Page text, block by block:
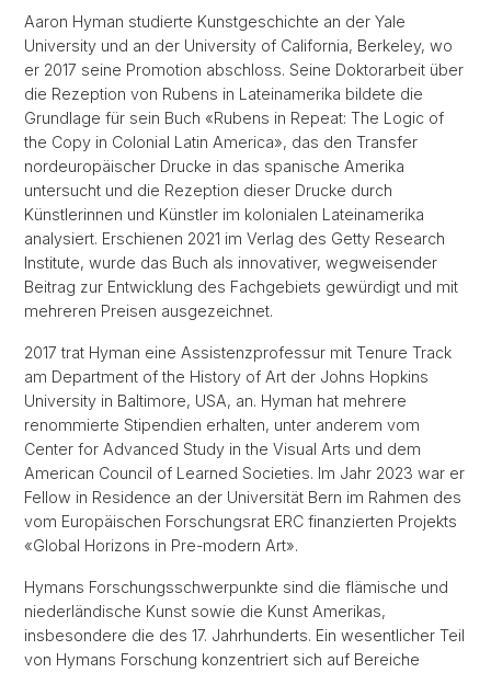
Aaron Hyman studierte Kunstgeschichte an der Yale
University und an der University of California, Berkeley, wo
er 2017 seine Promotion abschloss. Seine Doktorarbeit über
die Rezeption von Rubens in Lateinamerika bildete die
Grundlage für sein Buch «Rubens in Repeat: The Logic of
the Copy in Colonial Latin America», das den Transfer
nordeuropäischer Drucke in das spanische Amerika
untersucht und die Rezeption dieser Drucke durch
Künstlerinnen und Künstler im kolonialen Lateinamerika
analysiert. Erschienen 2021 im Verlag des Getty Research
Institute, wurde das Buch als innovativer, wegweisender
Beitrag zur Entwicklung des Fachgebiets gewürdigt und mit
mehreren Preisen ausgezeichnet.
2017 trat Hyman eine Assistenzprofessur mit Tenure Track
am Department of the History of Art der Johns Hopkins
University in Baltimore, USA, an. Hyman hat mehrere
renommierte Stipendien erhalten, unter anderem vom
Center for Advanced Study in the Visual Arts und dem
American Council of Learned Societies. Im Jahr 2023 war er
Fellow in Residence an der Universität Bern im Rahmen des
vom Europäischen Forschungsrat ERC finanzierten Projekts
«Global Horizons in Pre-modern Art».
Hymans Forschungsschwerpunkte sind die flämische und
niederländische Kunst sowie die Kunst Amerikas,
insbesondere die des 17. Jahrhunderts. Ein wesentlicher Teil
von Hymans Forschung konzentriert sich auf Bereiche